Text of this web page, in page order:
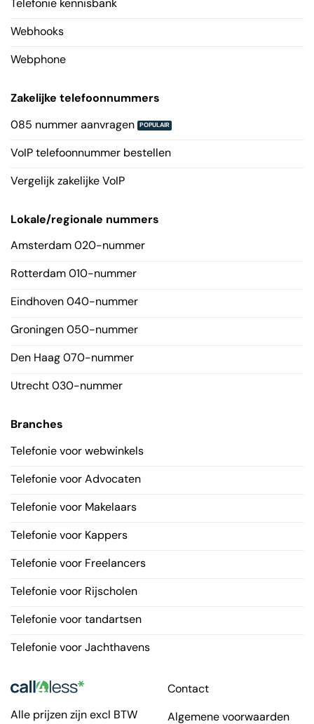
Telefonie kennisbank
Webhooks
Webphone
Zakelijke telefoonnummers
085 nummer aanvragen
VoIP telefoonnummer bestellen
Vergelijk zakelijke VoIP
Lokale/regionale nummers
Amsterdam 020-nummer
Rotterdam 010-nummer
Eindhoven 040-nummer
Groningen 050-nummer
Den Haag 070-nummer
Utrecht 030-nummer
Branches
Telefonie voor webwinkels
Telefonie voor Advocaten
Telefonie voor Makelaars
Telefonie voor Kappers
Telefonie voor Freelancers
Telefonie voor Rijscholen
Telefonie voor tandartsen
Telefonie voor Jachthavens
Alle prijzen zijn excl BTW
Contact
Algemene voorwaarden